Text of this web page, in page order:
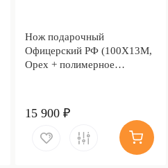
Нож подарочный
Офицерский РФ (100Х13М,
Орех + полимерное
тыльника)
15 900 ₽